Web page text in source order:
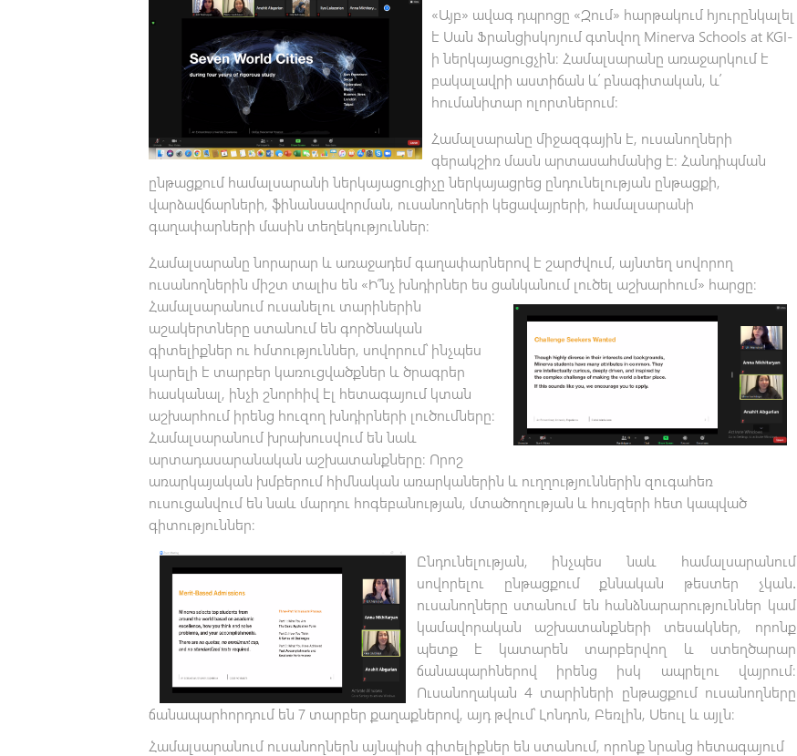
«Այբ» ավագ դպրոցը «Զում» հարթակում հյուրընկալել
է Սան Ֆրանցիսկոյում գտնվող Minerva Schools at KGI-
ի ներկայացուցչին։ Համալսարանը առաջարկում է
բակալավրի աստիճան և՛ բնագիտական, և՛
հումանիտար ոլորտներում։
Համալսարանը միջազգային է, ուսանողների
գերակշիռ մասն արտասահմանից է։ Հանդիպման
ընթացքում համալսարանի ներկայացուցիչը ներկայացրեց ընդունելության ընթացքի,
վարձավճարների, ֆինանսավորման, ուսանողների կեցավայրերի, համալսարանի
գաղափարների մասին տեղեկություններ։
Համալսարանը նորարար և առաջադեմ գաղափարներով է շարժվում, այնտեղ սովորող
ուսանողներին միշտ տալիս են «Ի՞նչ խնդիրներ ես ցանկանում լուծել աշխարհում» հարցը։
Համալսարանում ուսանելու տարիներին
աշակերտները ստանում են գործնական
գիտելիքներ ու հմտություններ, սովորում՝ ինչպես
կարելի է տարբեր կառուցվածքներ և ծրագրեր
հասկանալ, ինչի շնորհիվ էլ հետագայում կտան
աշխարհում իրենց հուզող խնդիրների լուծումները։
Համալսարանում խրախուսվում են նաև
արտադասարանական աշխատանքները։ Որոշ
առարկայական խմբերում հիմնական առարկաներին և ուղղություններին զուգահեռ
ուսուցանվում են նաև մարդու հոգեբանության, մտածողության և հույզերի հետ կապված
գիտություններ։
Ընդունելության, ինչպես նաև համալսարանում
սովորելու ընթացքում քննական թեստեր չկան․
ուսանողները ստանում են հանձնարարություններ կամ
կամավորական աշխատանքների տեսակներ, որոնք
պետք է կատարեն տարբերվող և ստեղծարար
ճանապարհներով իրենց իսկ ապրելու վայրում։
Ուսանողական 4 տարիների ընթացքում ուսանողները
ճանապարհորդում են 7 տարբեր քաղաքներով, այդ թվում՝ Լոնդոն, Բեռլին, Սեուլ և այլն։
Համալսարանում ուսանողներն այնպիսի գիտելիքներ են ստանում, որոնք նրանց հետագայում